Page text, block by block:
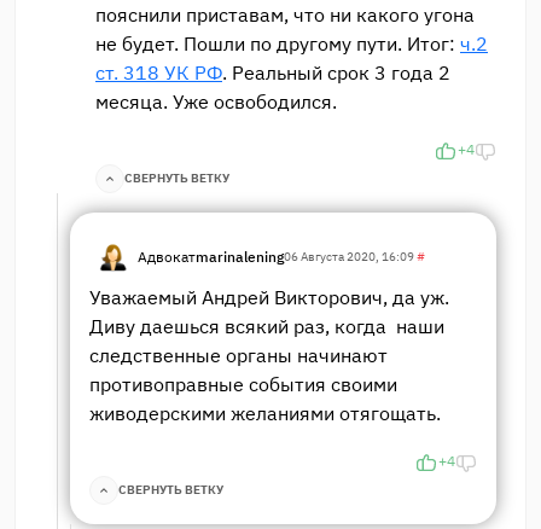
пояснили приставам, что ни какого угона
не будет. Пошли по другому пути. Итог: ч.2
ст. 318 УК РФ. Реальный срок 3 года 2
месяца. Уже освободился.
+4
СВЕРНУТЬ ВЕТКУ
Адвокатmarinalening06 Августа 2020, 16:09#
Уважаемый Андрей Викторович, да уж.
Диву даешься всякий раз, когда наши
следственные органы начинают
противоправные события своими
живодерскими желаниями отягощать.
+4
СВЕРНУТЬ ВЕТКУ